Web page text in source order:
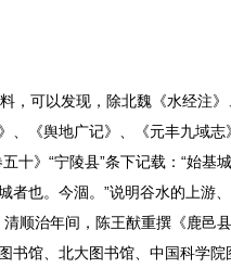
可以发现，除北魏《水经注》
、《舆地广记》、《元丰九域志
十》“宁陵县”条下记载：“始
也。今涸。”说明谷水的上游
顺治年间，陈王猷重撰《鹿邑
书馆、北大图书馆、中国科学院